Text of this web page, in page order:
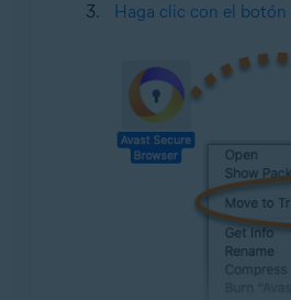
Haga clic con el botón